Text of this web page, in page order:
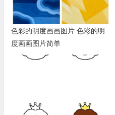
色彩的明度画画图片 色彩的明
度画画图片简单